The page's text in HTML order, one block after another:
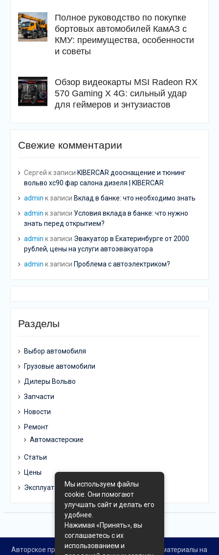
Полное руководство по покупке
бортовых автомобилей КамАЗ с
КМУ: преимущества, особенности
и советы
Обзор видеокарты MSI Radeon RX
570 Gaming X 4G: сильный удар
для геймеров и энтузиастов
Свежие комментарии
Сергей к записи KIBERCAR дооснащение и тюнинг
вольво хс90 фар салона дизеля | KIBERCAR
admin к записи Вклад в банке: что необходимо знать
admin к записи Условия вклада в банке: что нужно
знать перед открытием?
admin к записи Эвакуатор в Екатеринбурге от 2000
рублей, цены на услуги автоэвакуатора
admin к записи Проблема с автоэлектриком?
Разделы
Выбор автомобиля
Грузовые автомобили
Дилеры Вольво
Запчасти
Новости
Ремонт
Автомастерские
Статьи
Цены
Эксплуатация
Авторское право © Все права защищены. Все материалы на
Мы используем файлы
cookie. Они помогают
улучшать сайт и делать его
удобнее.
Нажимая «Принять», вы
соглашаетесь с их
использованием и